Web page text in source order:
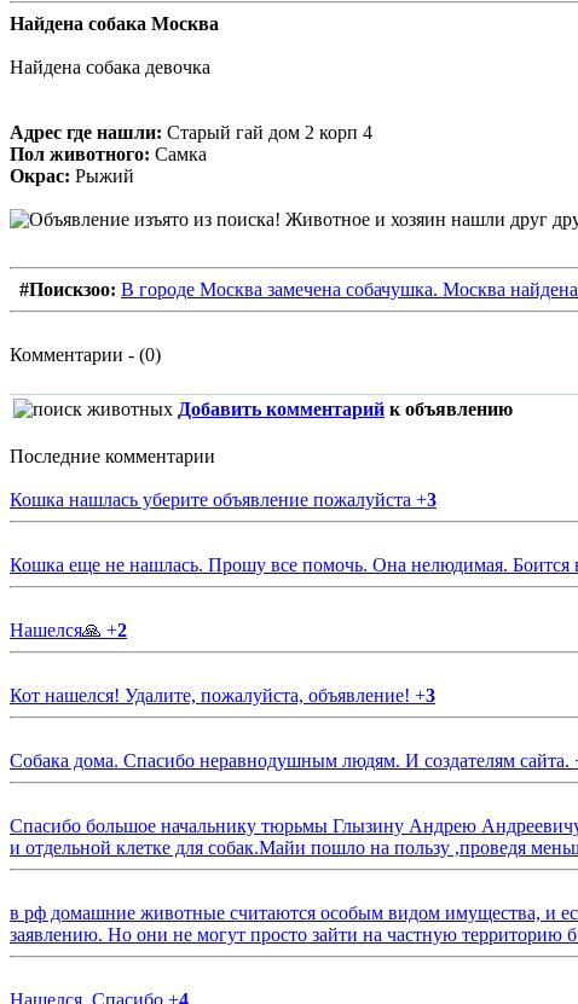
Найдена собака Москва
Найдена собака девочка
Адрес где нашли: Старый гай дом 2 корп 4
Пол животного: Самка
Окрас: Рыжий
#Поискзоо: В городе Москва замечена собачушка. Москва
Комментарии - (0)
Добавить комментарий к объявлению
Последние комментарии
Кошка нашлась уберите объявление пожалуйста +3
Кошка еще не нашлась. Прошу все помочь. Она нелюдимая. Боится
Нашелся🙏 +2
Кот нашелся! Удалите, пожалуйста, объявление! +3
Собака дома. Спасибо неравнодушным людям. И создателям сайта.
Спасибо большое начальнику тюрьмы Глызину Андрею
и отдельной клетке для собак.Майи пошло на пользу ,проведя
в рф домашние животные считаются особым видом имущества, и
заявлению. Но они не могут просто зайти на частную территорию
Нашелся. Спасибо +4